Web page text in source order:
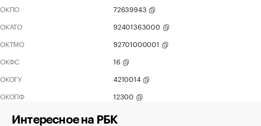
ОКПО
72639943
ОКАТО
92401363000
ОКТМО
92701000001
ОКФС
16
ОКОГУ
4210014
ОКОПФ
12300
Интересное на РБК